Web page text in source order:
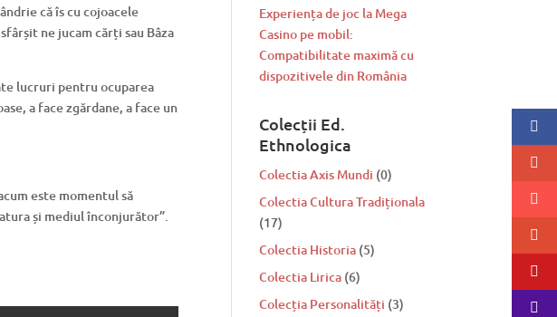
că îs cu cojoacele
ne jucam cărți sau Bâza
lucruri pentru ocuparea
a face zgărdane, a face un
este momentul să
și mediul înconjurător”.
Experiența de joc la Mega
Casino pe mobil:
Compatibilitate maximă cu
dispozitivele din România
Colecții Ed.
Ethnologica
Colectia Axis Mundi (0)
Colectia Cultura Tradiționala
(17)
Colectia Historia (5)
Colectia Lirica (6)
Colecția Personalități (3)